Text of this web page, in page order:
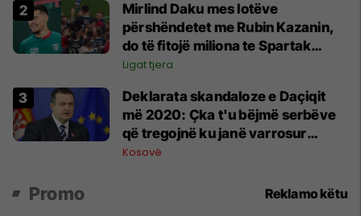
Mirlind Daku mes lotëve
përshëndetet me Rubin Kazanin,
do të fitojë miliona te Spartak
Moska
Ligat tjera
​Deklarata skandaloze e Daçiqit
më 2020: Çka t'u bëjmë serbëve
që tregojnë ku janë varrosur
shqiptarët në Serbi
Kosovë
Promo Reklamo këtu